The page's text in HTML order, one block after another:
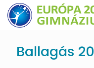
Ballagás